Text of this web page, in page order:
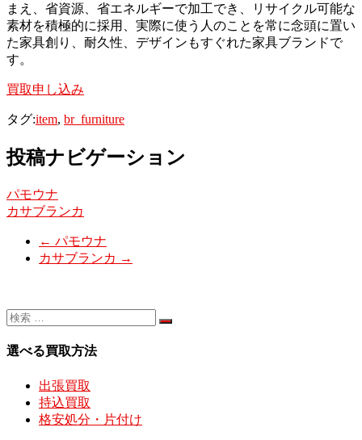
まえ、省資源、省エネルギーで加工でき、リサイクル可能な
素材を積極的に採用、実際に使う人のことを常に念頭に置い
た家具創り、耐久性、デザインもすぐれた家具ブランドで
す。
買取申し込み
タグ:item, br_furniture
投稿ナビゲーション
パモウナ
カサブランカ
← パモウナ
カサブランカ →
選べる買取方法
出張買取
持込買取
格安処分・片付け